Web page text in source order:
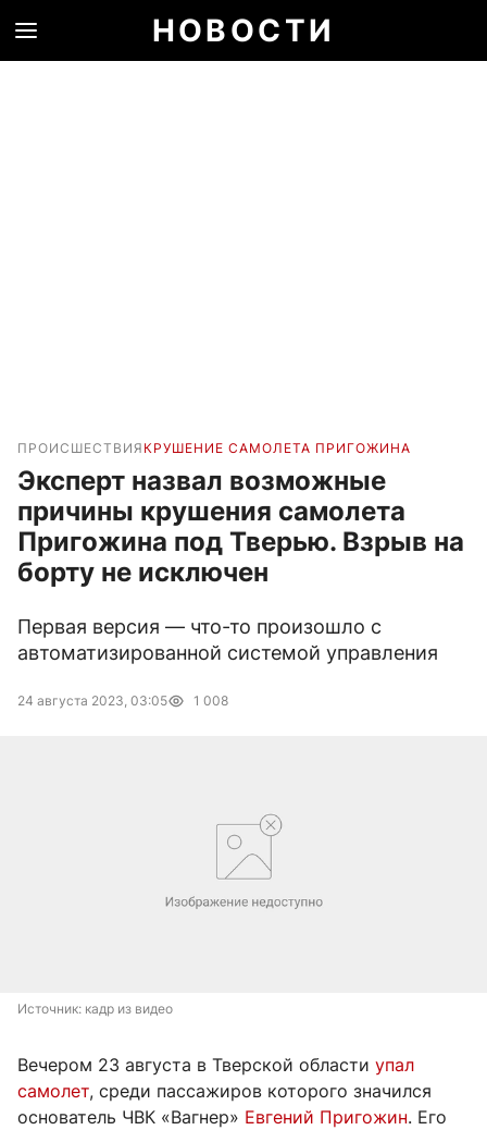
НОВОСТИ
ПРОИСШЕСТВИЯ КРУШЕНИЕ САМОЛЕТА ПРИГОЖИНА
Эксперт назвал возможные
причины крушения самолета
Пригожина под Тверью. Взрыв на
борту не исключен
Первая версия — что-то произошло с
автоматизированной системой управления
24 августа 2023, 03:05 1 008
Источник: кадр из видео
Вечером 23 августа в Тверской области упал
самолет, среди пассажиров которого значился
основатель ЧВК «Вагнер» Евгений Пригожин. Его